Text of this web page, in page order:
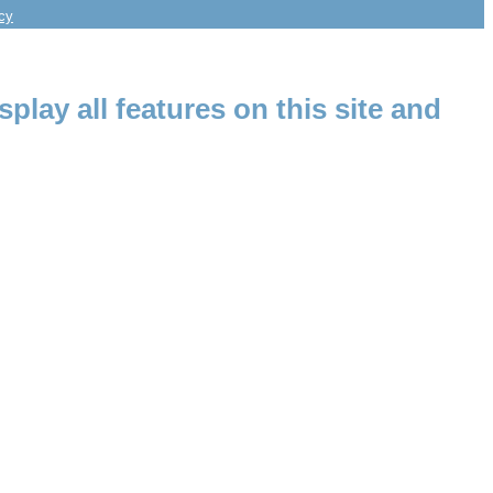
all features on this site and